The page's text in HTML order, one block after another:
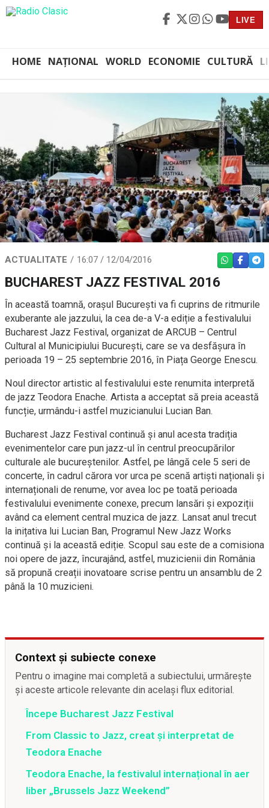
LIVE
HOME NAȚIONAL WORLD ECONOMIE CULTURĂ
ACTUALITATE 16:07 / 12/04/2016 WHATSAPP
BUCHAREST JAZZ FESTIVAL 2016
În această toamnă, orașul București va fi cuprins de ritmurile
exuberante ale jazzului, la cea de-a V-a ediție a festivalului
Bucharest Jazz Festival, organizat de ARCUB – Centrul
Cultural al Municipiului București, care se va desfășura în
perioada 19 – 25 septembrie 2016, în Piața George Enescu.
Noul director artistic al festivalului este renumita interpretă
de jazz Teodora Enache. Artista a acceptat să preia această
funcție, urmându-i astfel muzicianului Lucian Ban.
Bucharest Jazz Festival continuă și anul acesta tradiția
evenimentelor care pun jazz-ul în centrul preocupărilor
culturale ale bucureștenilor. Astfel, pe lângă cele 5 seri de
concerte, în cadrul cărora vor urca pe scenă artiști naționali și
internaționali de renume, vor avea loc pe toată perioada
festivalului evenimente conexe, precum lansări și expoziții
având ca element central muzica de jazz. Lansat anul trecut
la inițativa lui Lucian Ban, Programul New Jazz Works
continuă și la această ediție. Scopul sau este de a comisiona
noi opere de jazz, încurajând, astfel, muzicienii din România
să propună creații inovatoare scrise pentru un ansamblu de 2
până la 10 muzicieni.
Context și subiecte conexe
Pentru o imagine mai completă a subiectului, urmărește
și aceste articole relevante din același flux editorial.
Începe Bucharest Jazz Festival
From Classic to Jazz, creat și interpretat de
Teodora Enache
Teodora Enache, la festivalul internațional în aer
liber „Brussels Jazz Weekend”